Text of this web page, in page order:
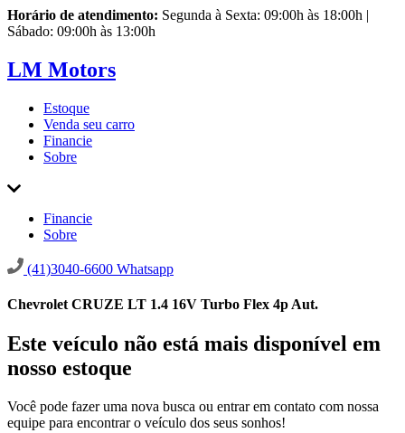
Horário de atendimento: Segunda à Sexta: 09:00h às 18:00h |
Sábado: 09:00h às 13:00h
LM Motors
Estoque
Venda seu carro
Financie
Sobre
Financie
Sobre
(41)3040-6600 Whatsapp
Chevrolet CRUZE LT 1.4 16V Turbo Flex 4p Aut.
Este veículo não está mais disponível em
nosso estoque
Você pode fazer uma nova busca ou entrar em contato com nossa
equipe para encontrar o veículo dos seus sonhos!